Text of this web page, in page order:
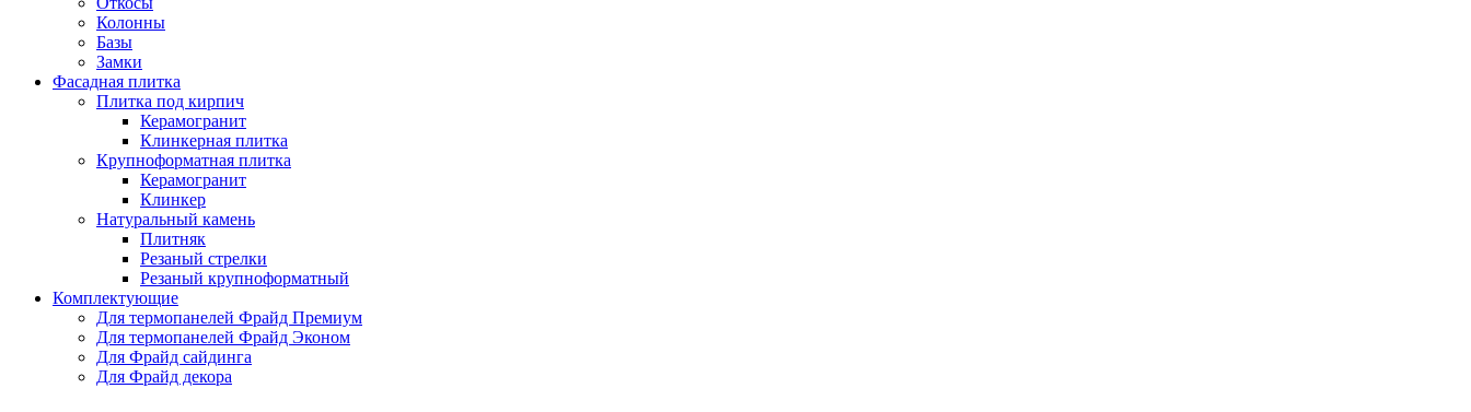
Колонны
Базы
Замки
Фасадная плитка
Плитка под кирпич
Керамогранит
Клинкерная плитка
Крупноформатная плитка
Керамогранит
Клинкер
Натуральный камень
Плитняк
Резаный стрелки
Резаный крупноформатный
Комплектующие
Для термопанелей Фрайд Премиум
Для термопанелей Фрайд Эконом
Для Фрайд сайдинга
Для Фрайд декора